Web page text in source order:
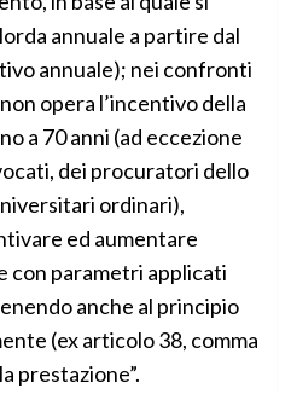
annuale a partire dal
annuale); nei confronti
opera l’incentivo della
a 70 anni (ad eccezione
dei procuratori dello
ordinari),
ed aumentare
con parametri applicati
anche al principio
(ex articolo 38, comma
prestazione”.